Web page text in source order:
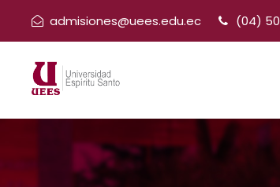
admisiones@uees.edu.ec (04)